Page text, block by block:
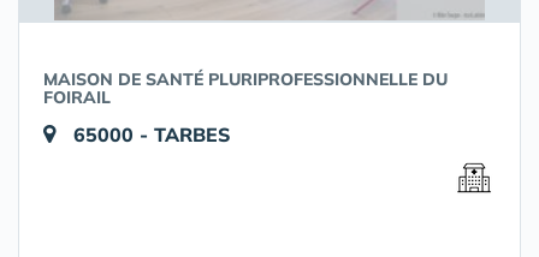
MAISON DE SANTÉ PLURIPROFESSIONNELLE DU
FOIRAIL
65000 - TARBES